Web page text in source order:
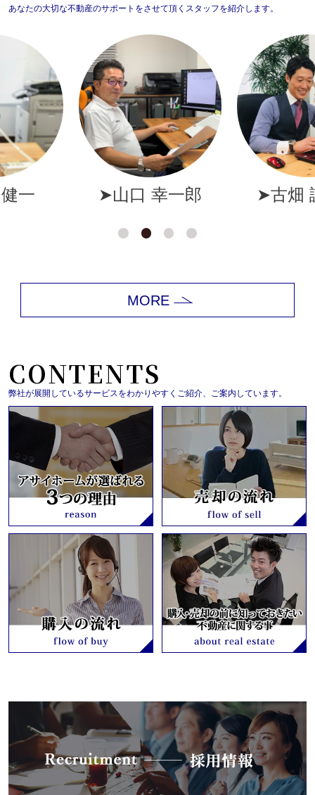
あなたの大切な不動産のサポートをさせて頂くスタッフを紹介します。
郎 ➤古畑 誠一郎 ➤岩井
MORE
CONTENTS
弊社が展開しているサービスをわかりやすくご紹介、ご案内しています。